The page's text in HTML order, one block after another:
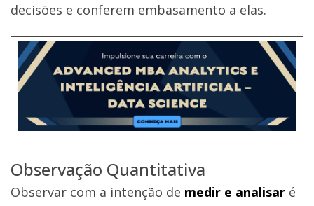
decisões e conferem embasamento a elas.
Observação Quantitativa
Observar com a intenção de medir e analisar é